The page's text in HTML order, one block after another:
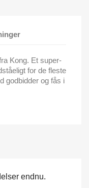
Kong. Et super-
for de fleste
godbidder og fås i
endnu.